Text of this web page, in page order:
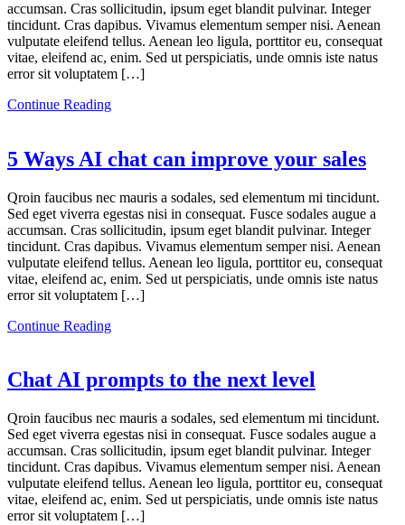
accumsan. Cras sollicitudin, ipsum eget blandit pulvinar. Integer
tincidunt. Cras dapibus. Vivamus elementum semper nisi. Aenean
vulputate eleifend tellus. Aenean leo ligula, porttitor eu, consequat
vitae, eleifend ac, enim. Sed ut perspiciatis, unde omnis iste natus
error sit voluptatem […]
Continue Reading
5 Ways AI chat can improve your sales
Qroin faucibus nec mauris a sodales, sed elementum mi tincidunt.
Sed eget viverra egestas nisi in consequat. Fusce sodales augue a
accumsan. Cras sollicitudin, ipsum eget blandit pulvinar. Integer
tincidunt. Cras dapibus. Vivamus elementum semper nisi. Aenean
vulputate eleifend tellus. Aenean leo ligula, porttitor eu, consequat
vitae, eleifend ac, enim. Sed ut perspiciatis, unde omnis iste natus
error sit voluptatem […]
Continue Reading
Chat AI prompts to the next level
Qroin faucibus nec mauris a sodales, sed elementum mi tincidunt.
Sed eget viverra egestas nisi in consequat. Fusce sodales augue a
accumsan. Cras sollicitudin, ipsum eget blandit pulvinar. Integer
tincidunt. Cras dapibus. Vivamus elementum semper nisi. Aenean
vulputate eleifend tellus. Aenean leo ligula, porttitor eu, consequat
vitae, eleifend ac, enim. Sed ut perspiciatis, unde omnis iste natus
error sit voluptatem […]